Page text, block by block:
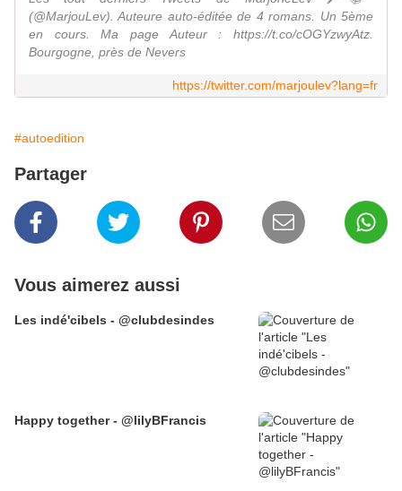
(@MarjouLev). Auteure auto-éditée de 4 romans. Un 5ème
en cours. Ma page Auteur : https://t.co/cOGYzwyAtz.
Bourgogne, près de Nevers
https://twitter.com/marjoulev?lang=fr
#autoedition
Partager
Vous aimerez aussi
Les indé'cibels - @clubdesindes
Happy together - @lilyBFrancis